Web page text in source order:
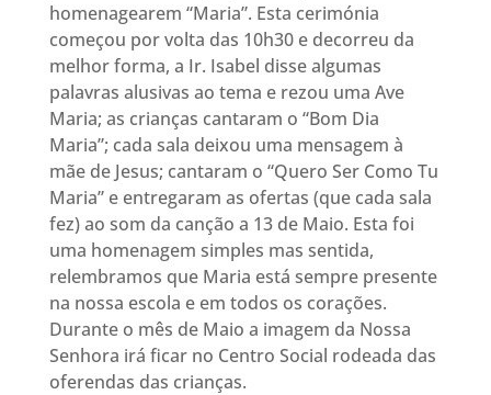
homenagearem “Maria”. Esta cerimónia
começou por volta das 10h30 e decorreu da
melhor forma, a Ir. Isabel disse algumas
palavras alusivas ao tema e rezou uma Ave
Maria; as crianças cantaram o “Bom Dia
Maria”; cada sala deixou uma mensagem à
mãe de Jesus; cantaram o “Quero Ser Como Tu
Maria” e entregaram as ofertas (que cada sala
fez) ao som da canção a 13 de Maio. Esta foi
uma homenagem simples mas sentida,
relembramos que Maria está sempre presente
na nossa escola e em todos os corações.
Durante o mês de Maio a imagem da Nossa
Senhora irá ficar no Centro Social rodeada das
oferendas das crianças.